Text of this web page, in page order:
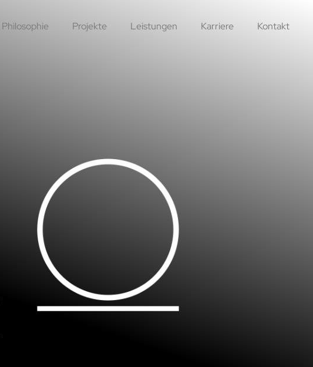
Philosophie Projekte Leistungen Karriere Kontakt